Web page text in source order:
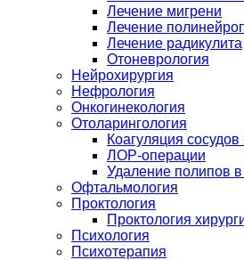
Лечение мигрени
Лечение
Лечение радикулита
Отоневрология
Нейрохирургия
Нефрология
Онкогинекология
Отоларингология
Коагуляция
ЛОР-операции
Удаление полипов в
Офтальмология
Проктология
Проктология
Психология
Психотерапия